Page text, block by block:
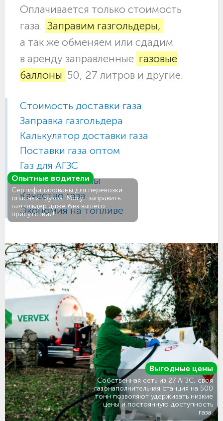
Оплачивается только стоимость
газа. Заправим газгольдеры,
а так же обменяем или сдадим
в аренду заправленные газовые
баллоны 50, 27 литров и другие.
Стоимость доставки газа
Заправка газгольдера
Калькулятор доставки газа
Поставки газа оптом
Газ для АГЗС
Газовые баллоны
Качество газа
Экономия на топливе
Опытные водители
Сертифицированы для перевозки
опасных грузов. Могут заправить
газгольдер даже без вашего
присутствия!
Выгодные цены
Собственная сеть из 27 АГЗС, своя
газонаполнительная станция на 500
тонн позволяют удерживать низкие
цены и постоянную доступность
газа.